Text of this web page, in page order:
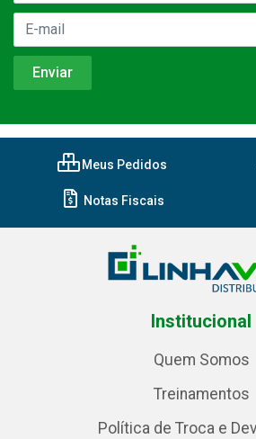
Meus Pedidos
Notas Fiscais
Institucional
Quem Somos
Treinamentos
Política de Troca e